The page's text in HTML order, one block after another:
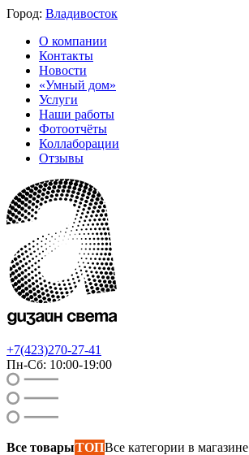
Город: Владивосток
О компании
Контакты
Новости
«Умный дом»
Услуги
Наши работы
Фотоотчёты
Коллаборации
Отзывы
+7(423)270-27-41
Пн-Сб: 10:00-19:00
Все товарыТОПВсе категории в магазине